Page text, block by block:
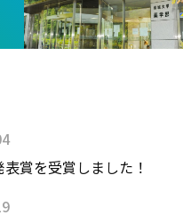
賞を受賞しました！